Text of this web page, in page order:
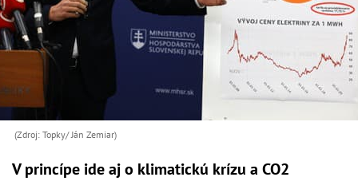
(Zdroj: Topky/ Ján Zemiar)
V princípe ide aj o klimatickú krízu a CO2